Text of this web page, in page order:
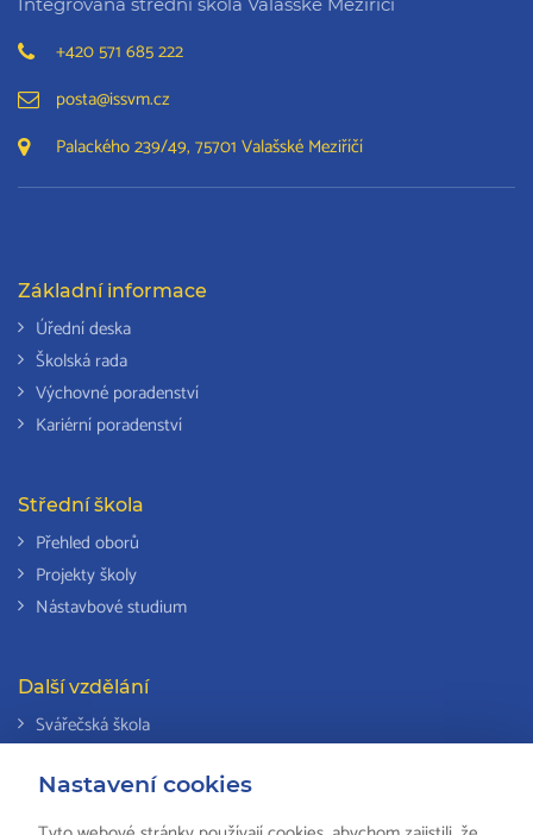
Nastavení cookies
Integrovaná střední škola Valašské Meziříčí
+420 571 685 222
posta@issvm.cz
Palackého 239/49, 75701 Valašské Meziříčí
Základní informace
Úřední deska
Školská rada
Výchovné poradenství
Kariérní poradenství
Střední škola
Přehled oborů
Projekty školy
Nástavbové studium
Další vzdělání
Svářečská škola
Národní soustava kvalifikací